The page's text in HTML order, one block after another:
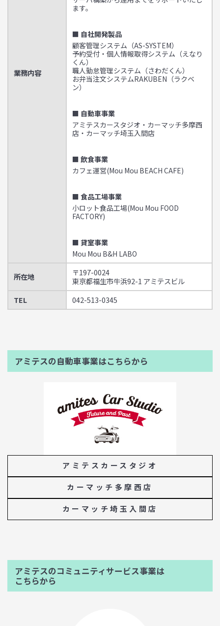
業務内容
ます。
■ 自社開発製品
顧客管理システム（AS-SYSTEM）
予約受付・個人情報取得システム（えなり
くん）
職人勤怠管理システム（さわだくん）
お弁当注文システムRAKUBEN（ラクベ
ン）
■ 自動車事業
アミテスカースタジオ・カーマッチ多摩西
店・カーマッチ埼玉入間店
■ 飲食事業
カフェ運営(Mou Mou BEACH CAFE)
■ 食品工場事業
小ロット食品工場(Mou Mou FOOD
FACTORY)
■ 貸室事業
Mou Mou B&H LABO
所在地
〒197-0024
東京都福生市牛浜92-1 アミテスビル
TEL
042-513-0345
アミテスの自動車事業はこちらから
アミテスカースタジオ
カーマッチ多摩西店
カーマッチ埼玉入間店
アミテスのコミュニティサービス事業は
こちらから